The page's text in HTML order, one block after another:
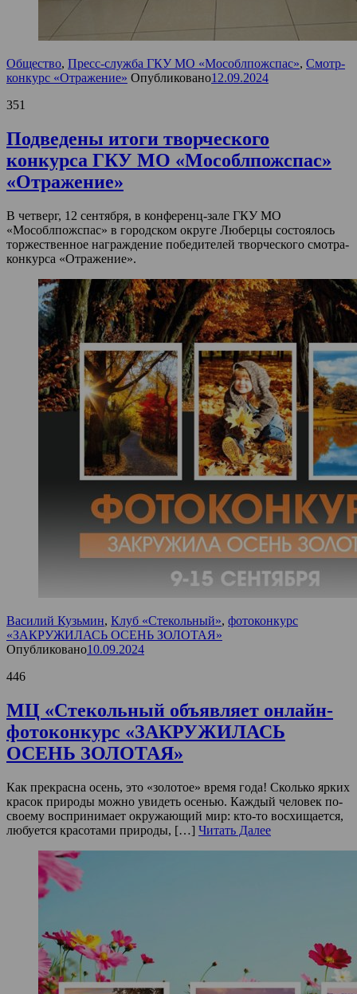
Общество, Пресс-служба ГКУ МО «Мособлпожспас», Смотр-
конкурс «Отражение» Опубликовано12.09.2024
351
Подведены итоги творческого
конкурса ГКУ МО «Мособлпожспас»
«Отражение»
В четверг, 12 сентября, в конференц-зале ГКУ МО
«Мособлпожспас» в городском округе Люберцы состоялось
торжественное награждение победителей творческого смотра-
конкурса «Отражение».
Василий Кузьмин, Клуб «Стекольный», фотоконкурс
«ЗАКРУЖИЛАСЬ ОСЕНЬ ЗОЛОТАЯ»
Опубликовано10.09.2024
446
МЦ «Стекольный объявляет онлайн-
фотоконкурс «ЗАКРУЖИЛАСЬ
ОСЕНЬ ЗОЛОТАЯ»
Как прекрасна осень, это «золотое» время года! Сколько ярких
красок природы можно увидеть осенью. Каждый человек по-
своему воспринимает окружающий мир: кто-то восхищается,
любуется красотами природы, […] Читать Далее